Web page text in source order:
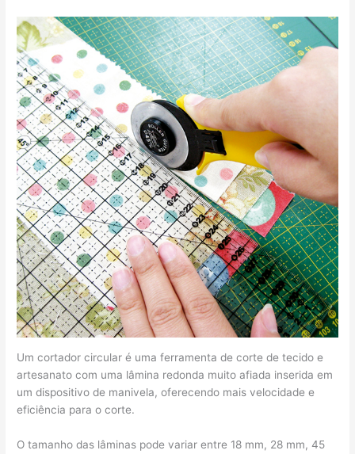
Um cortador circular é uma ferramenta de corte de tecido e
artesanato com uma lâmina redonda muito afiada inserida em
um dispositivo de manivela, oferecendo mais velocidade e
eficiência para o corte.
O tamanho das lâminas pode variar entre 18 mm, 28 mm, 45